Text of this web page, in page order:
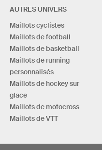
AUTRES UNIVERS
Maillots cyclistes
Maillots de football
Maillots de basketball
Maillots de running
personnalisés
Maillots de hockey sur
glace
Maillots de motocross
Maillots de VTT